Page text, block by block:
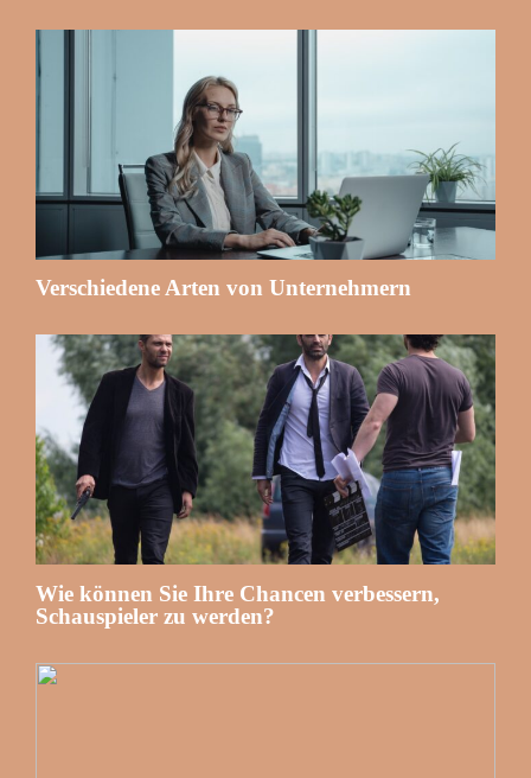
Verschiedene Arten von Unternehmern
Wie können Sie Ihre Chancen verbessern,
Schauspieler zu werden?